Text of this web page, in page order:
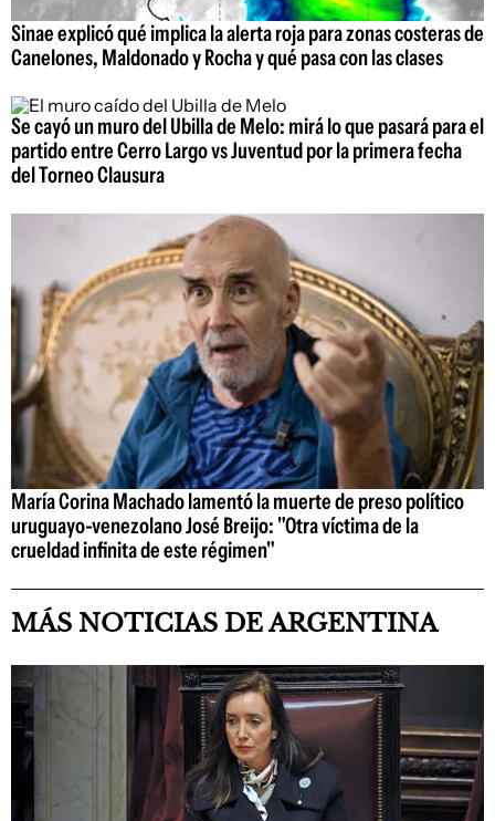
Sinae explicó qué implica la alerta roja para zonas costeras de
Canelones, Maldonado y Rocha y qué pasa con las clases
Se cayó un muro del Ubilla de Melo: mirá lo que pasará para el
partido entre Cerro Largo vs Juventud por la primera fecha
del Torneo Clausura
María Corina Machado lamentó la muerte de preso político
uruguayo-venezolano José Breijo: "Otra víctima de la
crueldad infinita de este régimen"
MÁS NOTICIAS DE ARGENTINA